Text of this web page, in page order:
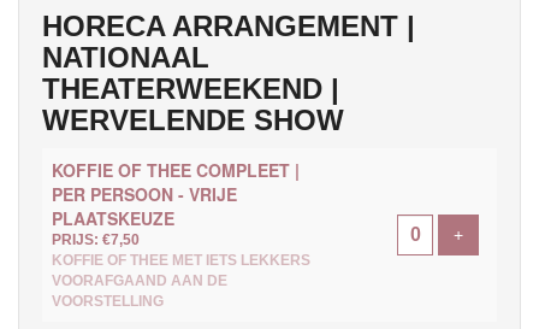
HORECA ARRANGEMENT |
NATIONAAL
THEATERWEEKEND |
WERVELENDE SHOW
KOFFIE OF THEE COMPLEET |
PER PERSOON - VRIJE
PLAATSKEUZE
PRIJS: €7,50
KOFFIE OF THEE MET IETS LEKKERS
VOORAFGAAND AAN DE
VOORSTELLING
+Voeg